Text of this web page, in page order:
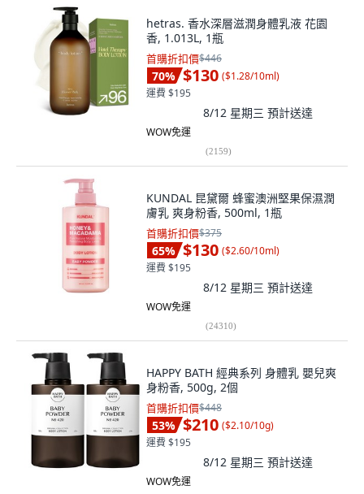
hetras. 香水深層滋潤身體乳液 花園
香, 1.013L, 1瓶
首購折扣價$446
70% $130 ($1.28/10ml)
運費 $195
8/12 星期三 預計送達
WOW免運
(2159)
KUNDAL 昆黛爾 蜂蜜澳洲堅果保濕潤
膚乳 爽身粉香, 500ml, 1瓶
首購折扣價$375
65% $130 ($2.60/10ml)
運費 $195
8/12 星期三 預計送達
WOW免運
(24310)
HAPPY BATH 經典系列 身體乳 嬰兒爽
身粉香, 500g, 2個
首購折扣價$448
53% $210 ($2.10/10g)
運費 $195
8/12 星期三 預計送達
WOW免運